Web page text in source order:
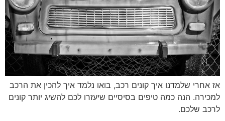
אז אחרי שלמדנו איך קונים רכב, בואו נלמד איך להכין את הרכב
למכירה. הנה כמה טיפים בסיסיים שיעזרו לכם להשיג יותר קונים
לרכב שלכם.